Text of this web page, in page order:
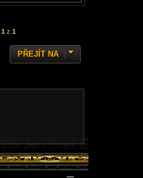
1 z 1
PŘEJÍT NA